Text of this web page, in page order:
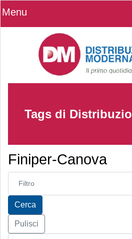
Menu
Tags di
Finiper-Canova
Inserisci parte del titolo
Cerca
Pulisci